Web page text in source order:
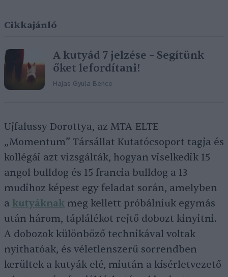
Cikkajánló
A kutyád 7 jelzése – Segítünk
őket lefordítani!
Hajas Gyula Bence
Ujfalussy Dorottya, az MTA-ELTE
„Momentum” Társállat Kutatócsoport tagja és
kollégái azt vizsgálták, hogyan viselkedik 15
angol bulldog és 15 francia bulldog a 13
mudihoz képest egy feladat során, amelyben
a kutyáknak meg kellett próbálniuk egymás
után három, táplálékot rejtő dobozt kinyitni.
A dobozok különböző technikával voltak
nyithatóak, és véletlenszerű sorrendben
kerültek a kutyák elé, miután a kísérletvezető